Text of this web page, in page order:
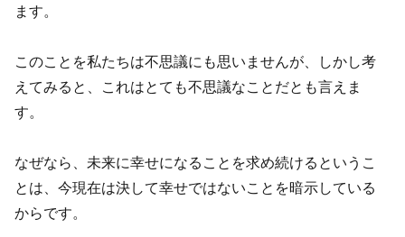
ます。
このことを私たちは不思議にも思いませんが、しかし考
えてみると、これはとても不思議なことだとも言えま
す。
なぜなら、未来に幸せになることを求め続けるというこ
とは、今現在は決して幸せではないことを暗示している
からです。